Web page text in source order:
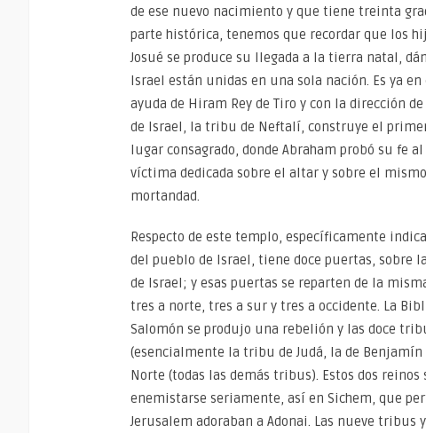
de ese nuevo nacimiento y que tiene treinta
parte histórica, tenemos que recordar que los
Josué se produce su llegada a la tierra natal,
Israel están unidas en una sola nación. Es ya
ayuda de Hiram Rey de Tiro y con la dirección
de Israel, la tribu de Neftalí, construye el
lugar consagrado, donde Abraham probó su fe
víctima dedicada sobre el altar y sobre el
mortandad.
Respecto de este templo, específicamente
del pueblo de Israel, tiene doce puertas, sobre
de Israel; y esas puertas se reparten de la
tres a norte, tres a sur y tres a occidente. La
Salomón se produjo una rebelión y las doce
(esencialmente la tribu de Judá, la de
Norte (todas las demás tribus). Estos dos
enemistarse seriamente, así en Sichem, que
Jerusalem adoraban a Adonai. Las nueve